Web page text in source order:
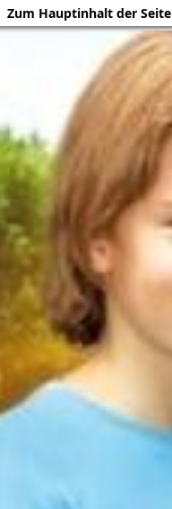
Zum Hauptinhalt der Seite